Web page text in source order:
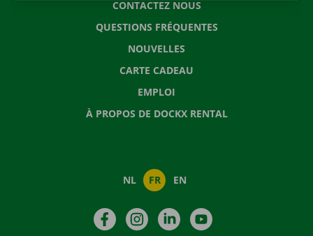
CONTACTEZ NOUS
QUESTIONS FRÉQUENTES
NOUVELLES
CARTE CADEAU
EMPLOI
À PROPOS DE DOCKX RENTAL
NL FR EN
FacebookInstagramLinkedIn